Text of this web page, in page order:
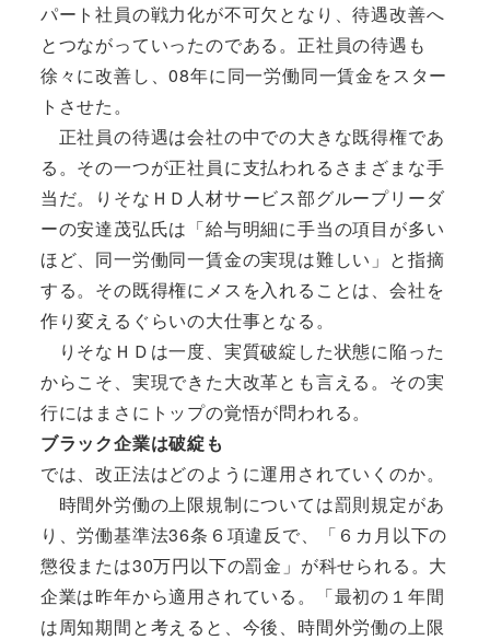
パート社員の戦力化が不可欠となり、待遇改善へ
とつながっていったのである。正社員の待遇も
徐々に改善し、08年に同一労働同一賃金をスター
トさせた。
正社員の待遇は会社の中での大きな既得権であ
る。その一つが正社員に支払われるさまざまな手
当だ。りそなＨＤ人材サービス部グループリーダ
ーの安達茂弘氏は「給与明細に手当の項目が多い
ほど、同一労働同一賃金の実現は難しい」と指摘
する。その既得権にメスを入れることは、会社を
作り変えるぐらいの大仕事となる。
りそなＨＤは一度、実質破綻した状態に陥った
からこそ、実現できた大改革とも言える。その実
行にはまさにトップの覚悟が問われる。
ブラック企業は破綻も
では、改正法はどのように運用されていくのか。
時間外労働の上限規制については罰則規定があ
り、労働基準法36条６項違反で、「６カ月以下の
懲役または30万円以下の罰金」が科せられる。大
企業は昨年から適用されている。「最初の１年間
は周知期間と考えると、今後、時間外労働の上限